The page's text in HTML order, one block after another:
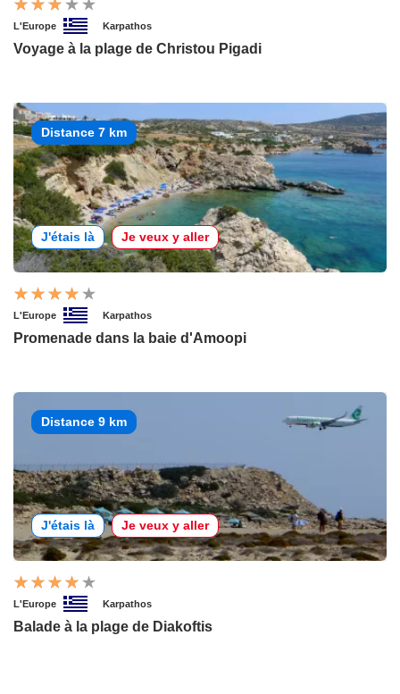
L'Europe Karpathos
Voyage à la plage de Christou Pigadi
Distance 7 km
J'étais là Je veux y aller
L'Europe Karpathos
Promenade dans la baie d'Amoopi
Distance 9 km
J'étais là Je veux y aller
L'Europe Karpathos
Balade à la plage de Diakoftis